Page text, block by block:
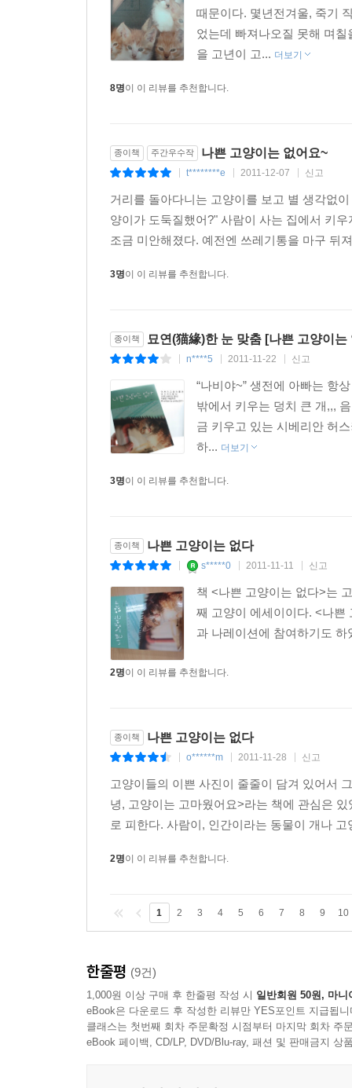
때문이다. 몇년전겨울, 죽기
었는데 빠져나오질 못해 며
을 고년이 고... 더보기
8명이 이 리뷰를 추천합니다.
종이책 주간우수작 나쁜 고양이는 없어요~
t********e 2011-12-07 신고
거리를 돌아다니는 고양이를 보고 별 생각없
양이가 도둑질했어?" 사람이 사는 집에서 키
조금 미안해졌다. 예전엔 쓰레기통을 마구 뒤
3명이 이 리뷰를 추천합니다.
종이책 묘연(猫緣)한 눈 맞춤 [나쁜 고양이는
n****5 2011-11-22 신고
“나비야~” 생전에 아빠는 항
밖에서 키우는 덩치 큰 개,,,
금 키우고 있는 시베리안 허
하... 더보기
3명이 이 리뷰를 추천합니다.
종이책 나쁜 고양이는 없다
s*****0 2011-11-11 신고
책 <나쁜 고양이는 없다>는
째 고양이 에세이이다. <나쁜
과 나레이션에 참여하기도
2명이 이 리뷰를 추천합니다.
종이책 나쁜 고양이는 없다
o******m 2011-11-28 신고
고양이들의 이쁜 사진이 줄줄이 담겨 있어서
녕, 고양이는 고마웠어요>라는 책에 관심은
로 피한다. 사람이, 인간이라는 동물이 개나
2명이 이 리뷰를 추천합니다.
1 2 3 4 5 6 7 8 9 10
한줄평 (9건)
1,000원 이상 구매 후 한줄평 작성 시 일반회원 50원, 마니
eBook은 다운로드 후 작성한 리뷰만 YES포인트 지급됩니
클래스는 첫번째 회차 주문확정 시점부터 마지막 회차 주
eBook 페이백, CD/LP, DVD/Blu-ray, 패션 및 판매금지 상